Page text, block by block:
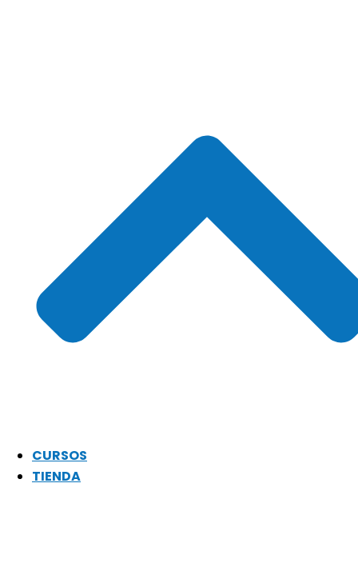
CURSOS
TIENDA